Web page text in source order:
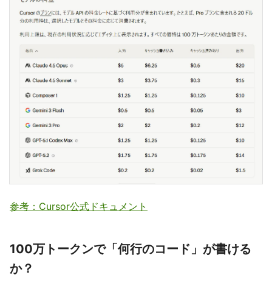
参考：Cursor公式ドキュメント
100万トークンで「何行のコード」が書ける
か？